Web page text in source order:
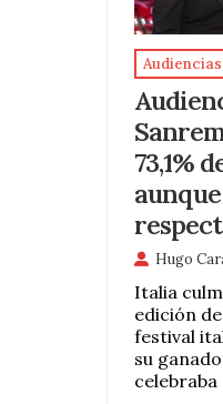
Audiencias
73,1%
Hugo
Italia
edición
festival
su
celebraba